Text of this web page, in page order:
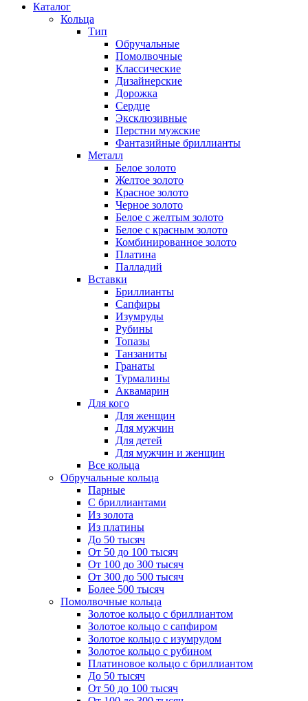
Каталог
Кольца
Тип
Обручальные
Помолвочные
Классические
Дизайнерские
Дорожка
Сердце
Эксклюзивные
Перстни мужские
Фантазийные бриллианты
Металл
Белое золото
Желтое золото
Красное золото
Черное золото
Белое с желтым золото
Белое с красным золото
Комбинированное золото
Платина
Палладий
Вставки
Бриллианты
Сапфиры
Изумруды
Рубины
Топазы
Танзаниты
Гранаты
Турмалины
Аквамарин
Для кого
Для женщин
Для мужчин
Для детей
Для мужчин и женщин
Все кольца
Обручальные кольца
Парные
С бриллиантами
Из золота
Из платины
До 50 тысяч
От 50 до 100 тысяч
От 100 до 300 тысяч
От 300 до 500 тысяч
Более 500 тысяч
Помолвочные кольца
Золотое кольцо с бриллиантом
Золотое кольцо с сапфиром
Золотое кольцо с изумрудом
Золотое кольцо с рубином
Платиновое кольцо с бриллиантом
До 50 тысяч
От 50 до 100 тысяч